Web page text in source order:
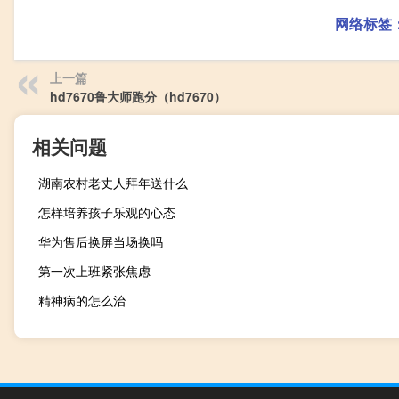
网络标签
上一篇
hd7670鲁大师跑分（hd7670）
相关问题
湖南农村老丈人拜年送什么
怎样培养孩子乐观的心态
华为售后换屏当场换吗
第一次上班紧张焦虑
精神病的怎么治